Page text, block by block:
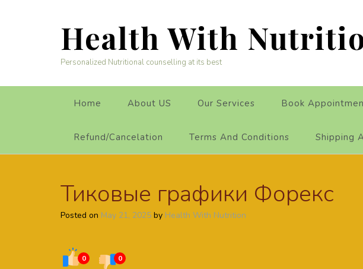
Health With
Personalized Nutritional counselling at its best
Home About US Our Services Book
Refund/Cancelation Terms And Conditions Shipping
Тиковые графики Форекс
Posted on May 21, 2025 by Health With Nutrition
0 0